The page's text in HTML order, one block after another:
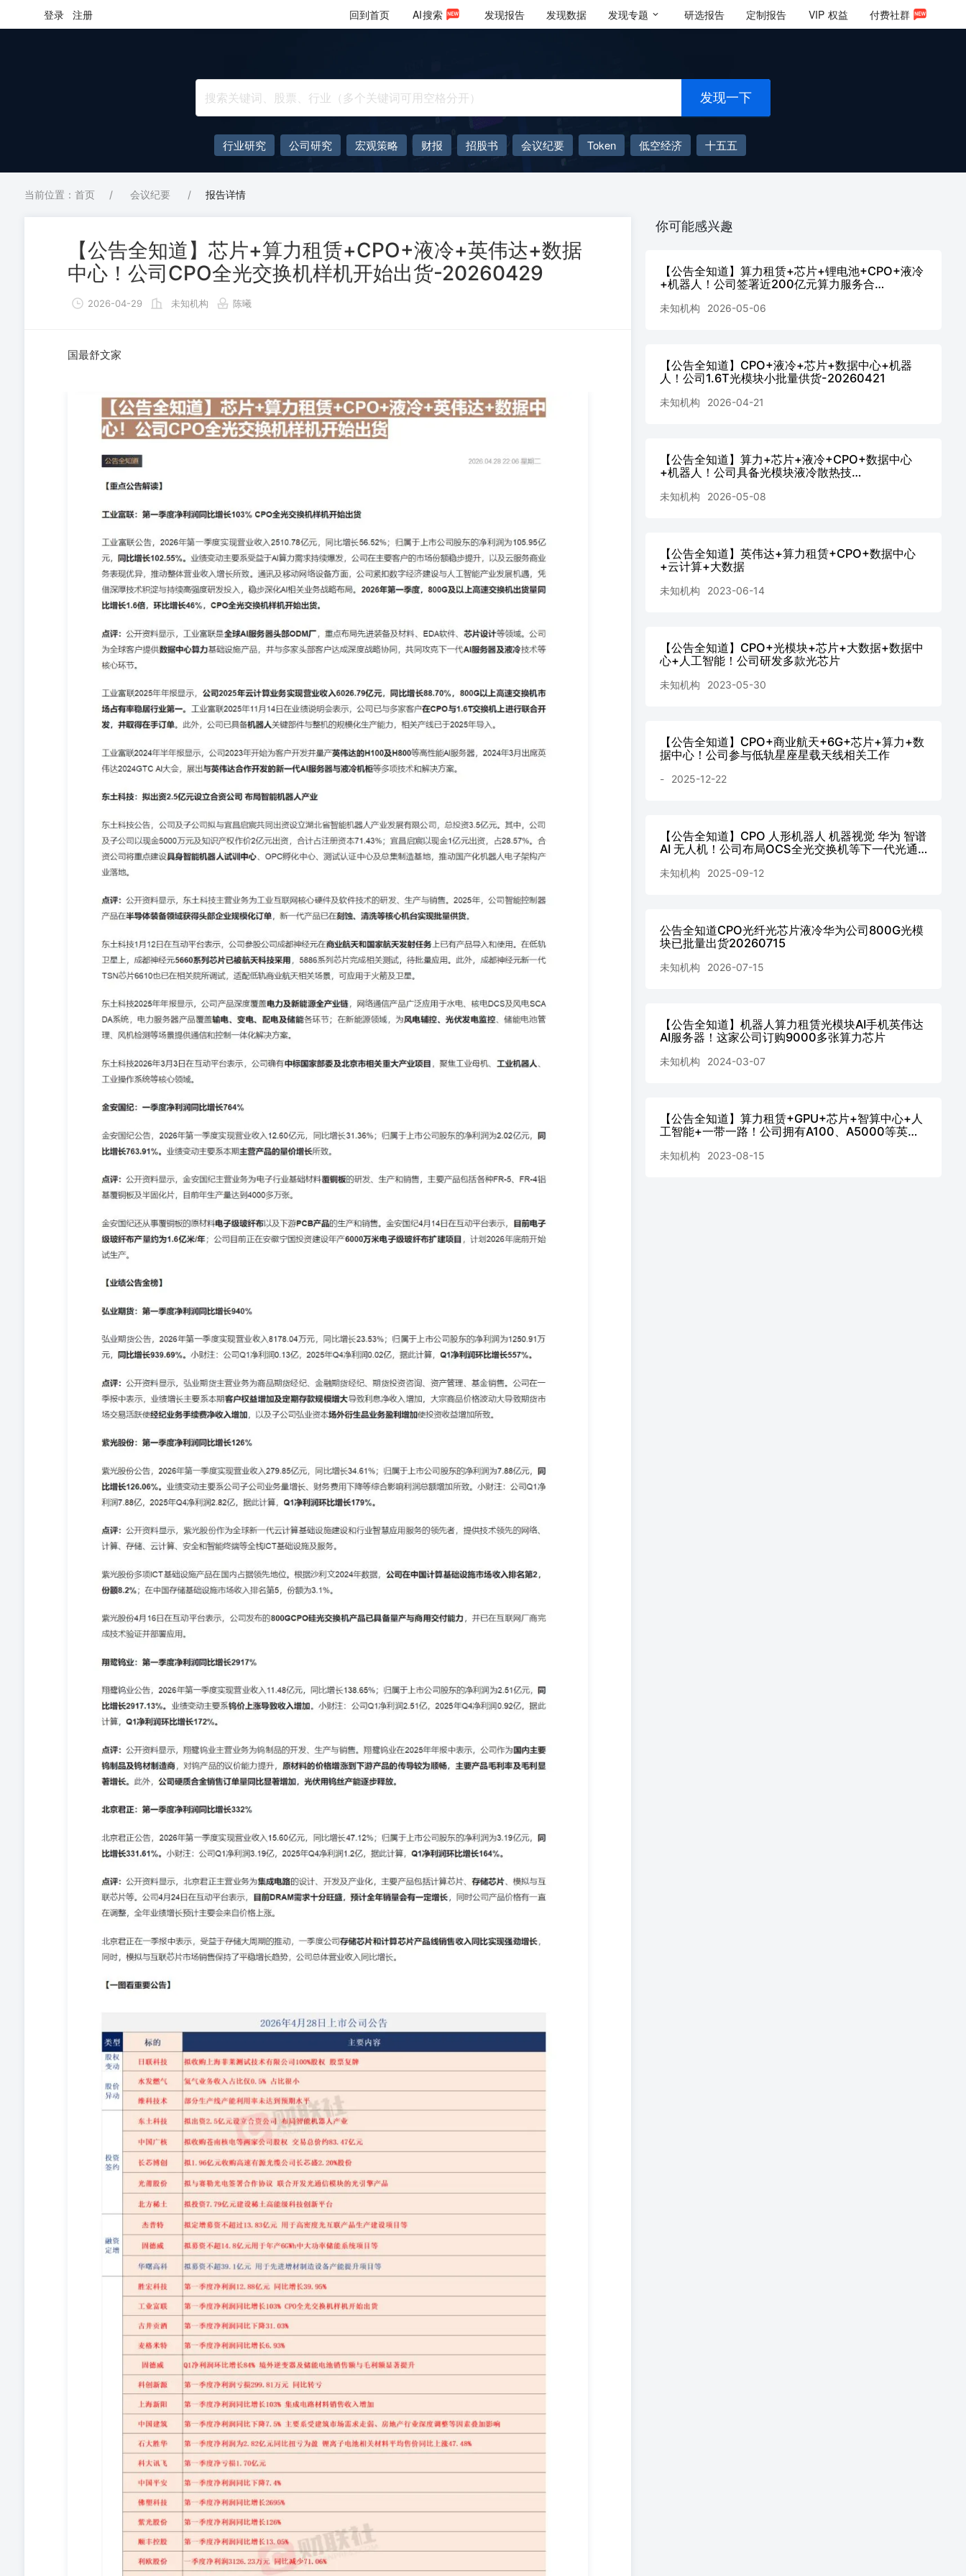
登录 注册 回到首页 AI搜索 发现报告 发现数据 发现专题 研选报告 定制报告 VIP 权益 付费社群
发现一下
行业研究 公司研究 宏观策略 财报 招股书 会议纪要 Token 低空经济
十五五
AIGC
大模型
当前位置：首页 / 会议纪要 / 报告详情
【公告全知道】芯片+算力租赁+CPO+液冷+英伟达+数据
中心！公司CPO全光交换机样机开始出货-20260429
2026-04-29 未知机构 陈曦
国最舒文家
国最舒文家
你可能感兴趣
【公告全知道】算力租赁+芯片+锂电池+CPO+液冷
+机器人！公司签署近200亿元算力服务合
未知机构 2026-05-06
【公告全知道】CPO+液冷+芯片+数据中心+机器
人！公司1.6T光模块小批量供货-20260421
未知机构 2026-04-21
【公告全知道】算力+芯片+液冷+CPO+数据中心
+机器人！公司具备光模块液冷散热技
未知机构 2026-05-08
【公告全知道】英伟达+算力租赁+CPO+数据中心
+云计算+大数据
未知机构 2023-06-14
【公告全知道】CPO+光模块+芯片+大数据+数据中
心+人工智能！公司研发多款光芯片
未知机构 2023-05-30
【公告全知道】CPO+商业航天+6G+芯片+算力+数
据中心！公司参与低轨星座星载天线相关工作
- 2025-12-22
【公告全知道】CPO 人形机器人 机器视觉 华为 智谱
AI 无人机！公司布局OCS全光交换机等下一代光通
未知机构 2025-09-12
公告全知道CPO光纤光芯片液冷华为公司800G光模
块已批量出货20260715
未知机构 2026-07-15
【公告全知道】机器人算力租赁光模块AI手机英伟达
AI服务器！这家公司订购9000多张算力芯片
未知机构 2024-03-07
【公告全知道】算力租赁+GPU+芯片+智算中心+人
工智能+一带一路！公司拥有A100、A5000等英伟
未知机构 2023-08-15